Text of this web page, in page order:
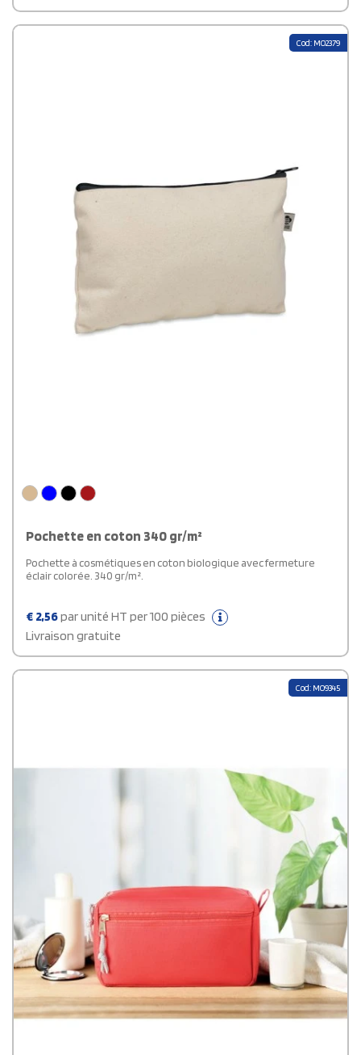
Cod: MO2379
Pochette en coton 340 gr/m²
Pochette à cosmétiques en coton biologique avec fermeture
éclair colorée. 340 gr/m².
€ 2,56par unité HT per 100 pièces
Livraison gratuite
Cod: MO9345